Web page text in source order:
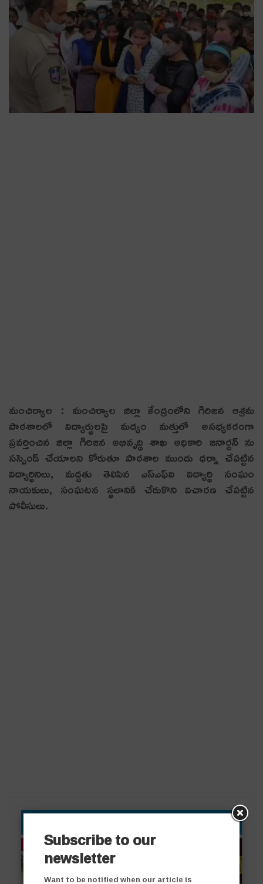
మంచిర్యాల : మంచిర్యాల జిల్లా కేంద్రంలోని గిరిజన ఆశ్రమ
పాఠశాలలో విద్యార్థులపై మద్యం మత్తులో అసభ్యకరంగా
ప్రవర్తించిన జిల్లా గిరిజన అభివృద్ధి శాఖ అధికారి జనార్దన్ ను
సస్పెండ్ చేయాలని కోరుతూ పాఠశాల ముందు ధర్నా చేపట్టిన
విద్యార్థినిలు, మద్దతు తెలిపిన ఎస్ఎఫ్ఐ విద్యార్థి సంఘం
నాయకులు, సంఘటన స్థలానికి చేరుకొని విచారణ చేపట్టిన
పోలీసులు.
తాజా వార్తలు తాజా వార్తలు
Subscribe to our
newsletter
Want to be notified when our article is